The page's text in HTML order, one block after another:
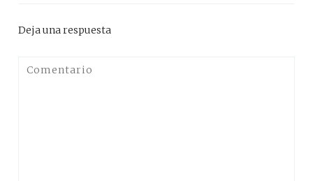
Deja una respuesta